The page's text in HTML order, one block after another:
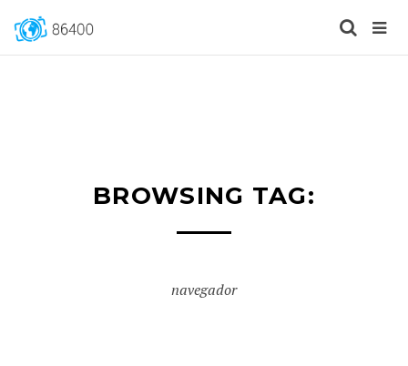
BROWSING TAG:
navegador